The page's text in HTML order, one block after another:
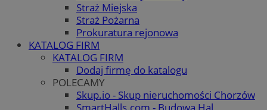
Straż Miejska
Straż Pożarna
Prokuratura rejonowa
KATALOG FIRM
KATALOG FIRM
Dodaj firmę do katalogu
POLECAMY
Skup.io - Skup nieruchomości Chorzów